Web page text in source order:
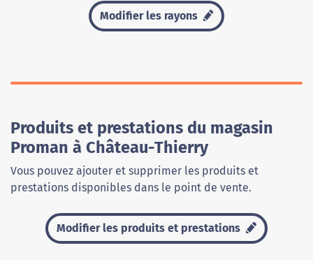
Modifier les rayons
Produits et prestations du magasin
Proman à Château-Thierry
Vous pouvez ajouter et supprimer les produits et
prestations disponibles dans le point de vente.
Modifier les produits et prestations